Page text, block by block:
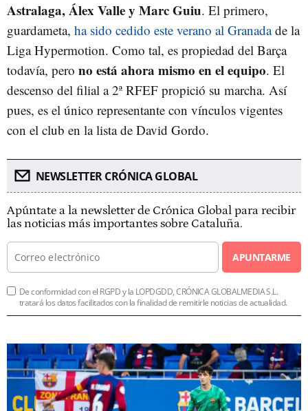
Astralaga, Álex Valle y Marc Guiu. El primero,
guardameta, ha sido cedido este verano al Granadade la
Liga Hypermotion. Como tal, es propiedad del Barça
todavía, pero no está ahora mismo en el equipo. El
descenso del filial a 2ª RFEF propició su marcha. Así
pues, es el único representante con vínculos vigentes
con el club en la lista de David Gordo.
NEWSLETTER CRÓNICA GLOBAL
Apúntate a la newsletter de Crónica Global para recibir
las noticias más importantes sobre Cataluña.
APUNTARME
De conformidad con el RGPD y la LOPDGDD, CRÓNICA GLOBALMEDIA S.L.
tratará los datos facilitados con la finalidad de remitirle noticias de actualidad.